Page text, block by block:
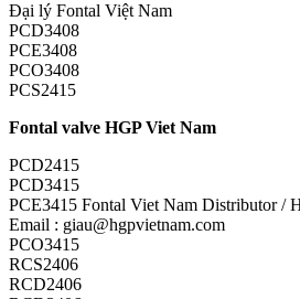
Đại lý Fontal Việt Nam
PCD3408
PCE3408
PCO3408
PCS2415
Fontal valve HGP Viet Nam
PCD2415
PCD3415
PCE3415 Fontal Viet Nam Distributor /
Email : giau@hgpvietnam.com
PCO3415
RCS2406
RCD2406